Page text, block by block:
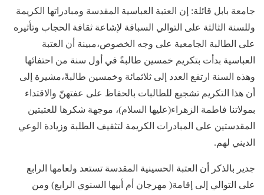
جامعة بابل قائلة: إن العتبة العباسية المقدسة ومبادراتها الكريمة
وللسنة الثالثة على التوالي السباقة لإشاعة ثقافة الحجاب وتأثيره
على الطالبة الجامعية على وجه الخصوص،مبينة أن العتبة
العباسية بدأت بتكريم خمسين طالبةً في أول سنة من احتفائها
وهذه السنة ارتفع العدد إلى ثلاثمائة وخمسين طالبةً،مشيرة إلى
أن هذا التكريم تشجيع للطالبات بالحفاظ على عفتهنّ والاقتداء
بمولاتنا فاطمة الزهراء(عليها السلام)، موجهة شكرها للعتبتين
المقدستين على المبادرات الكريمة لتثقيف الطلبة وزيادة الوعي
الديني لهم.
جدير بالذكر أن العتبة الحسينية المقدسة تستعد ولعامها الرابع
على التوالي إلى إقامة( مهرجان أم أبيها السنوي الرابع) ومن